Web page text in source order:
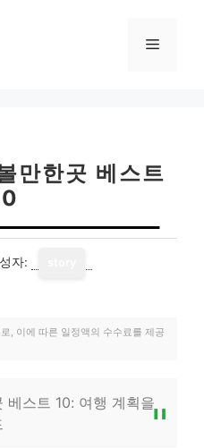
메
만한곳 베스트
자:
, 이에 따른 일정액의 수수료를 제공
베스트 10: 여행 계획을